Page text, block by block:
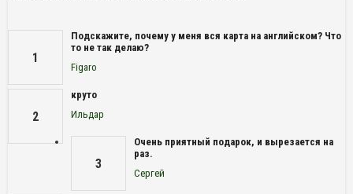
1
Подскажите, почему у меня вся карта на английском? Что
то не так делаю?
Figaro
2
круто
Ильдар
3
Очень приятный подарок, и вырезается на
раз.
Сергей